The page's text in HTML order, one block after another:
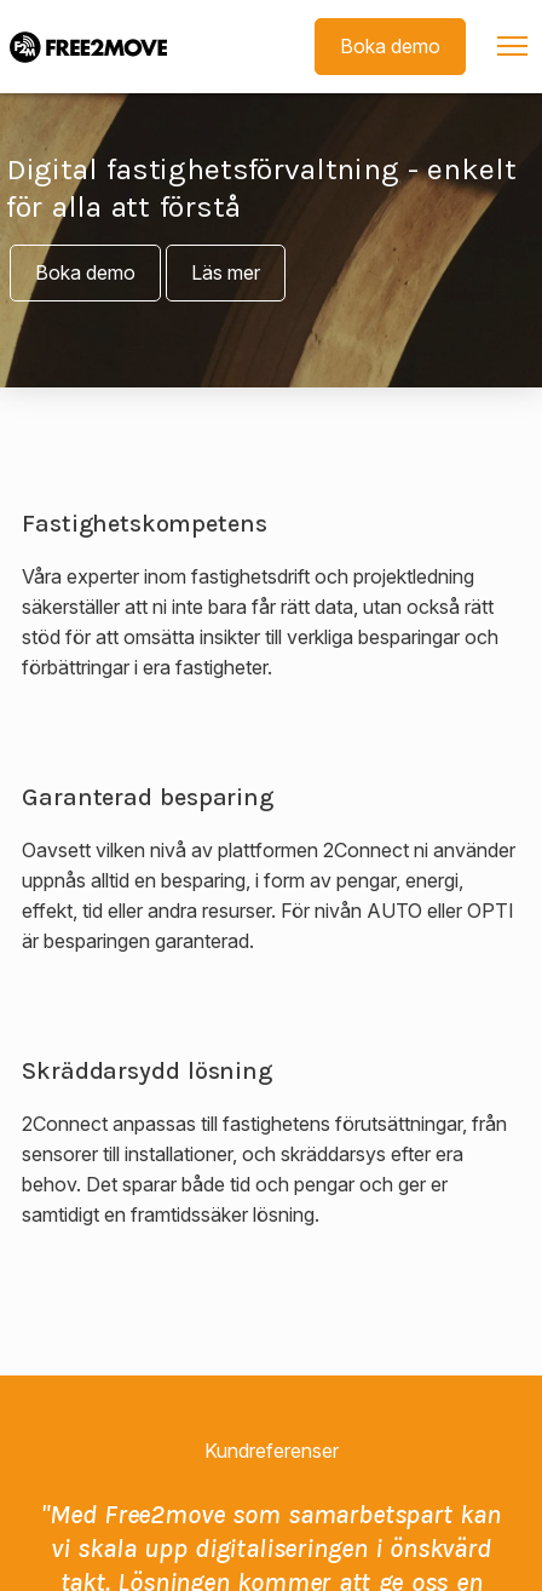
Skip to main content
Boka demo
Digital fastighetsförvaltning - enkelt
för alla att förstå
Boka demo Läs mer
Fastighetskompetens
Våra experter inom fastighetsdrift och projektledning
säkerställer att ni inte bara får rätt data, utan också rätt
stöd för att omsätta insikter till verkliga besparingar och
förbättringar i era fastigheter.
Garanterad besparing
Oavsett vilken nivå av plattformen 2Connect ni använder
uppnås alltid en besparing, i form av pengar, energi,
effekt, tid eller andra resurser. För nivån AUTO eller OPTI
är besparingen garanterad.
Skräddarsydd lösning
2Connect anpassas till fastighetens förutsättningar, från
sensorer till installationer, och skräddarsys efter era
behov. Det sparar både tid och pengar och ger er
samtidigt en framtidssäker lösning.
Kundreferenser